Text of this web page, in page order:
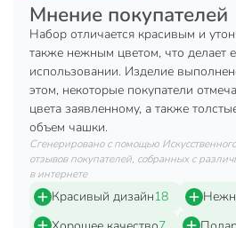
Материал: керамика.
Ложка: есть.
Преимущества:
Модель изготовлена из
который никак не повлияет
напитка.
Керамика отличается
долгим сроком службы
Купить готовый набор —
Мнение покупателей
Набор отличается красивым и
также нежным цветом, что делает
использовании. Изделие
этом, некоторые покупатели
цвета заявленному, а также
объем чашки.
Сгенерировано с помощью
отзывов покупателей, собранных с
в интернете
Красивый дизайн18